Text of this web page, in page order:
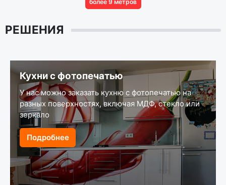
более 9 метров
РЕШЕНИЯ
Кухни с фотопечатью
У нас можно заказать кухню с фотопечатью на
разных поверхностях, включая МДФ, стекло или
зеркало
Подробнее